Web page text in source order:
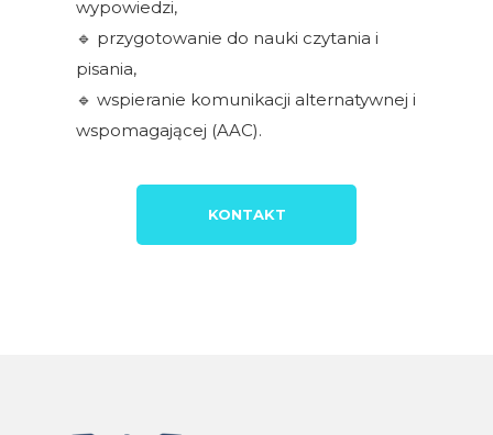
KONTAKT
wypowiedzi,
🔹 przygotowanie do nauki czytania i
pisania,
🔹 wspieranie komunikacji alternatywnej i
wspomagającej (AAC).